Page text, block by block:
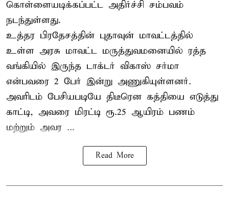
கொள்ளையடிக்கப்பட்ட அதிர்ச்சி சம்பவம்
நடந்துள்ளது.
உத்தர பிரதேசத்தின் புதாவுன் மாவட்டத்தில்
உள்ள அரசு மாவட்ட மருத்துவமனையில் ரத்த
வங்கியில் இருந்த டாக்டர் விகாஸ் சர்மா
என்பவரை 2 பேர் இன்று அணுகியுள்ளனர்.
அவரிடம் பேசியபடியே திடீரென கத்தியை எடுத்து
காட்டி, அவரை மிரட்டி ரூ.25 ஆயிரம் பணம்
மற்றும் அவர ...
Read More